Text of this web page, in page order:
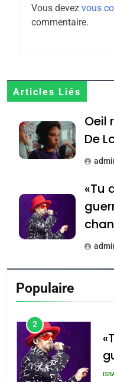
Vous devez vous
commentaire.
Articles Liés
Oeil
De
«Tu
נשיא המדינה יצחק
הרצוג נפגש עם
נשיא ארגנטינה
חוויאר מיליי, במשכן
pays
Populaire
8
1